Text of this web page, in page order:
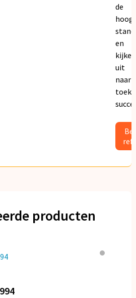
de
en
kijken
uit
naar
producten